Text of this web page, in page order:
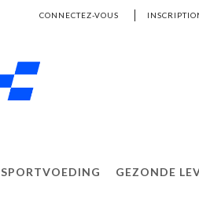
CONNECTEZ-VOUS
SPORTVOEDING GEZONDE